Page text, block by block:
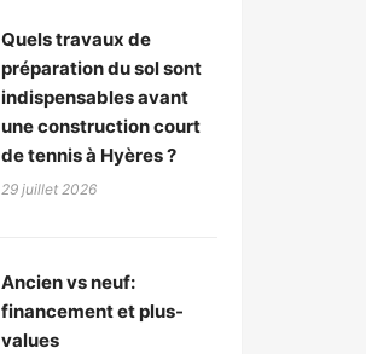
Quels travaux de
préparation du sol sont
indispensables avant
une construction court
de tennis à Hyères ?
29 juillet 2026
Ancien vs neuf:
financement et plus-
values